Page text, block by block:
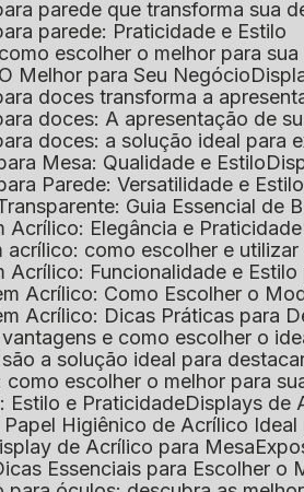
parede que transforma sua
parede: Praticidade e Estilo
escolher o melhor para
Melhor para Seu Negócio
doces transforma a
doces: A apresentação de
doces: a solução ideal para
Mesa: Qualidade e Estilo
Parede: Versatilidade e Estilo
Guia Essencial de
Acrílico: Elegância e Praticidade
acrílico: como escolher e
Acrílico: Funcionalidade e
Acrílico: Como Escolher o
Acrílico: Dicas Práticas para
vantagens e como escolher o
são a solução ideal para
como escolher o melhor para
Estilo e Praticidade
Displays
Papel Higiênico de Acrílico Ideal
de Acrílico para Mesa
Essenciais para Escolher o